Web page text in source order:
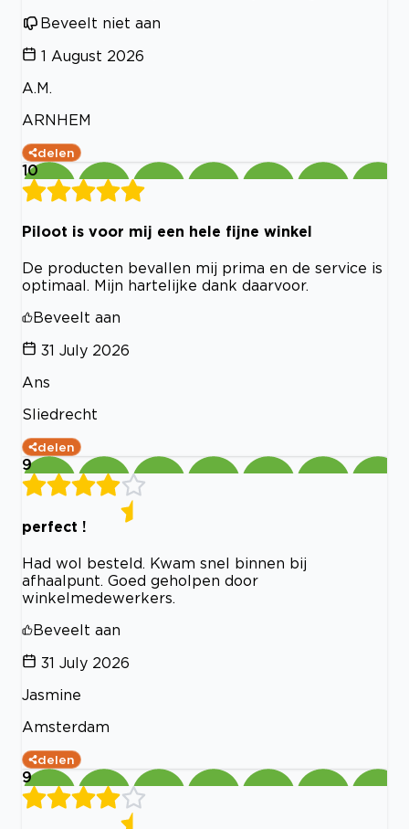
Beveelt niet aan
1 August 2026
A.M.
ARNHEM
delen
10
Piloot is voor mij een hele fijne winkel
De producten bevallen mij prima en de service is
optimaal. Mijn hartelijke dank daarvoor.
Beveelt aan
31 July 2026
Ans
Sliedrecht
delen
9
perfect !
Had wol besteld. Kwam snel binnen bij
afhaalpunt. Goed geholpen door
winkelmedewerkers.
Beveelt aan
31 July 2026
Jasmine
Amsterdam
delen
9